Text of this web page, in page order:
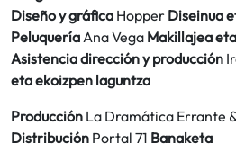
Diseño y gráfica Hopper Diseinua
Peluquería Ana Vega Makillajea
Asistencia dirección y producción
eta ekoizpen laguntza
Producción La Dramática Errante
Distribución Portal 71 Banaketa